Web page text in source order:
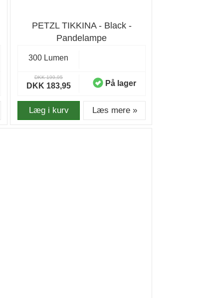
PETZL TIKKINA - Black -
Pandelampe
300 Lumen
DKK 199,95
DKK 183,95 På lager
Læg i kurv Læs mere »